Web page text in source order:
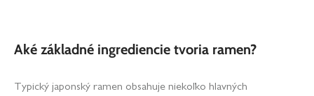
Aké základné ingrediencie tvoria ramen?
Typický japonský ramen obsahuje niekoľko hlavných